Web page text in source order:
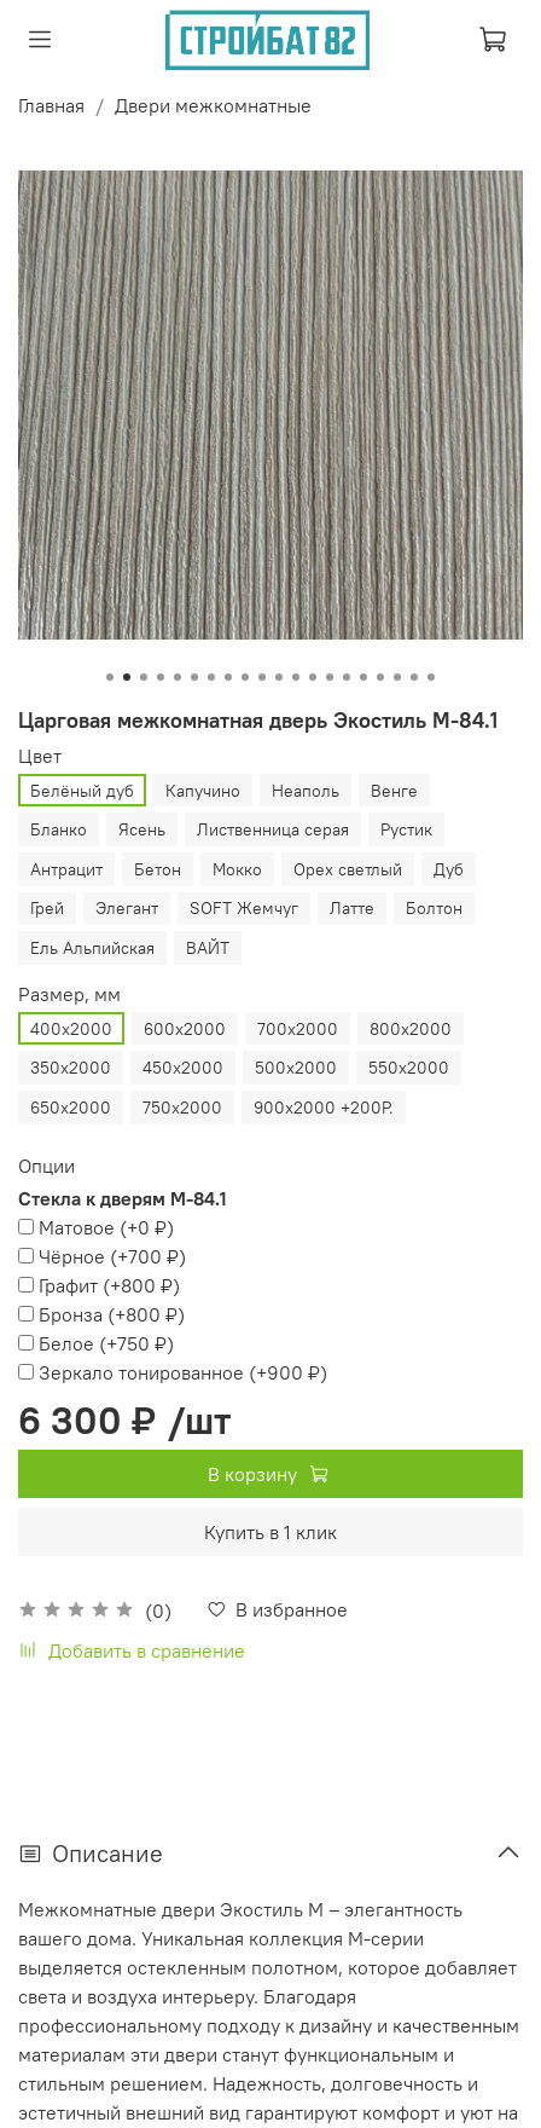
Главная Двери межкомнатные
Царговая межкомнатная дверь Экостиль М-84.1
(0)
В избранное
Добавить в сравнение
Цвет
Белёный дуб Капучино Неаполь
Венге
Бланко
Ясень Лиственница серая
Рустик
Антрацит
Бетон Мокко Орех светлый
Дуб
Грей
Элегант SOFT Жемчуг Латте
Болтон
Ель Альпийская
ВАЙТ
Размер, мм
400х2000 600х2000 700х2000
800х2000
350х2000
450х2000 500х2000
550х2000
650х2000
750х2000 900х2000 +200Р.
Опции
Стекла к дверям М-84.1
Матовое (+0 ₽)
Чёрное (+700 ₽)
Графит (+800 ₽)
Бронза (+800 ₽)
Белое (+750 ₽)
Зеркало тонированное (+900 ₽)
6 300 ₽ /шт
В корзину
Купить в 1 клик
Описание
Межкомнатные двери Экостиль М – элегантность
вашего дома. Уникальная коллекция М-серии
выделяется остекленным полотном, которое добавляет
света и воздуха интерьеру. Благодаря
профессиональному подходу к дизайну и качественным
материалам эти двери станут функциональным и
стильным решением. Надежность, долговечность и
эстетичный внешний вид гарантируют комфорт и уют на